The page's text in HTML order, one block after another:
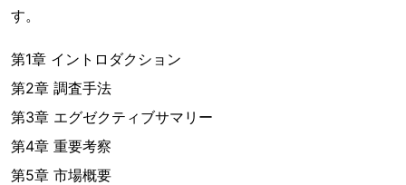
す。
第1章 イントロダクション
第2章 調査手法
第3章 エグゼクティブサマリー
第4章 重要考察
第5章 市場概要